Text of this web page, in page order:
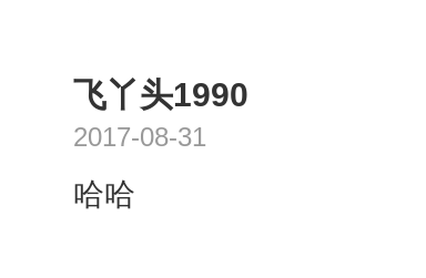
飞丫头1990
2017-08-31
哈哈